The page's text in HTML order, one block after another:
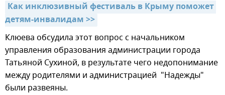
Как инклюзивный фестиваль в Крыму поможет
детям-инвалидам >>
Клюева обсудила этот вопрос с начальником
управления образования администрации города
Татьяной Сухиной, в результате чего недопонимание
между родителями и администрацией "Надежды"
были развеяны.